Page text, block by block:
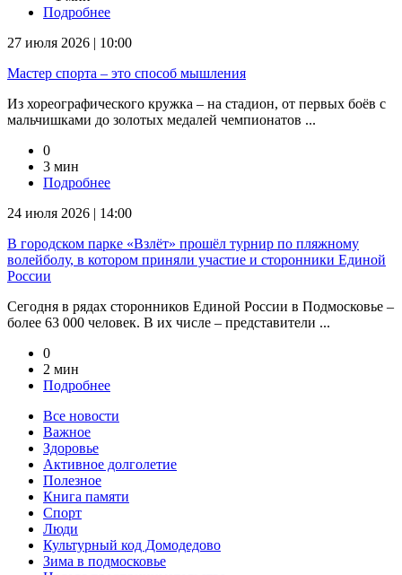
Подробнее
27 июля 2026 | 10:00
Мастер спорта – это способ мышления
Из хореографического кружка – на стадион, от первых боёв с
мальчишками до золотых медалей чемпионатов ...
0
3 мин
Подробнее
24 июля 2026 | 14:00
В городском парке «Взлёт» прошёл турнир по пляжному
волейболу, в котором приняли участие и сторонники Единой
России
Сегодня в рядах сторонников Единой России в Подмосковье –
более 63 000 человек. В их числе – представители ...
0
2 мин
Подробнее
Все новости
Важное
Здоровье
Активное долголетие
Полезное
Книга памяти
Спорт
Люди
Культурный код Домодедово
Зима в подмосковье